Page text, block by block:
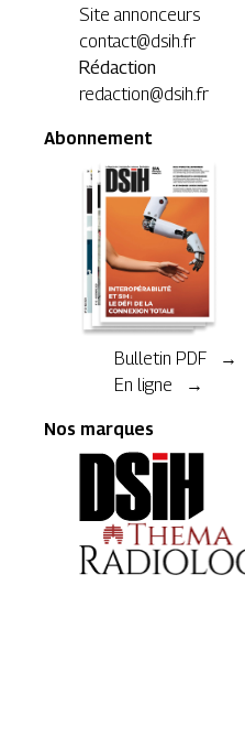
Site annonceurs
contact@dsih.fr
Rédaction
redaction@dsih.fr
Abonnement
Bulletin PDF →
En ligne →
Nos marques